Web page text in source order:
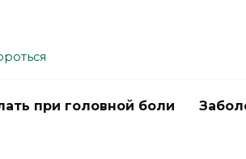
при головной боли